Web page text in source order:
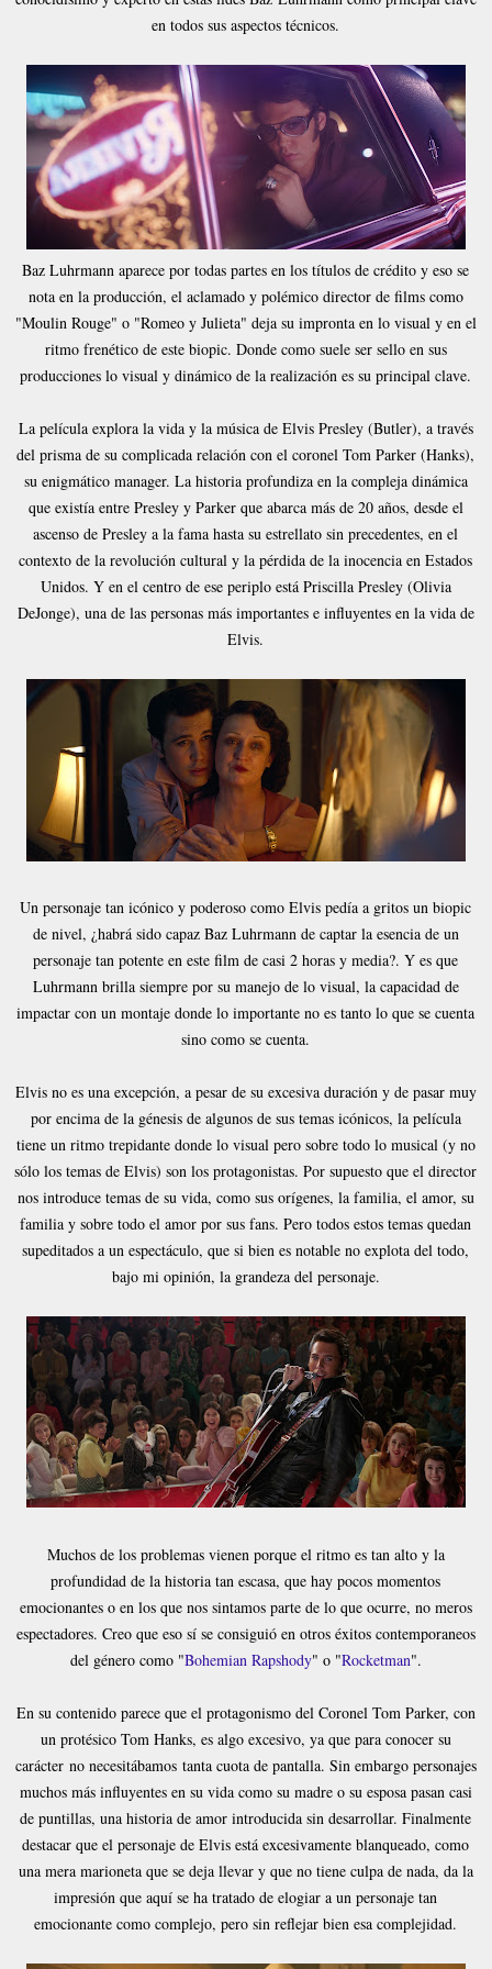
en todos sus aspectos técnicos.
Baz Luhrmann aparece por todas partes en los títulos de crédito y eso se
nota en la producción, el aclamado y polémico director de films como
"Moulin Rouge" o "Romeo y Julieta" deja su impronta en lo visual y en el
ritmo frenético de este biopic. Donde como suele ser sello en sus
producciones lo visual y dinámico de la realización es su principal clave.
La película explora la vida y la música de Elvis Presley (Butler), a través
del prisma de su complicada relación con el coronel Tom Parker (Hanks),
su enigmático manager. La historia profundiza en la compleja dinámica
que existía entre Presley y Parker que abarca más de 20 años, desde el
ascenso de Presley a la fama hasta su estrellato sin precedentes, en el
contexto de la revolución cultural y la pérdida de la inocencia en Estados
Unidos. Y en el centro de ese periplo está Priscilla Presley (Olivia
DeJonge), una de las personas más importantes e influyentes en la vida de
Elvis.
Un personaje tan icónico y poderoso como Elvis pedía a gritos un biopic
de nivel, ¿habrá sido capaz Baz Luhrmann de captar la esencia de un
personaje tan potente en este film de casi 2 horas y media?. Y es que
Luhrmann brilla siempre por su manejo de lo visual, la capacidad de
impactar con un montaje donde lo importante no es tanto lo que se cuenta
sino como se cuenta.
Elvis no es una excepción, a pesar de su excesiva duración y de pasar muy
por encima de la génesis de algunos de sus temas icónicos, la película
tiene un ritmo trepidante donde lo visual pero sobre todo lo musical (y no
sólo los temas de Elvis) son los protagonistas. Por supuesto que el director
nos introduce temas de su vida, como sus orígenes, la familia, el amor, su
familia y sobre todo el amor por sus fans. Pero todos estos temas quedan
supeditados a un espectáculo, que si bien es notable no explota del todo,
bajo mi opinión, la grandeza del personaje.
Muchos de los problemas vienen porque el ritmo es tan alto y la
profundidad de la historia tan escasa, que hay pocos momentos
emocionantes o en los que nos sintamos parte de lo que ocurre, no meros
espectadores. Creo que eso sí se consiguió en otros éxitos contemporaneos
del género como "Bohemian Rapshody" o "Rocketman".
En su contenido parece que el protagonismo del Coronel Tom Parker, con
un protésico Tom Hanks, es algo excesivo, ya que para conocer su
carácter no necesitábamos tanta cuota de pantalla. Sin embargo personajes
muchos más influyentes en su vida como su madre o su esposa pasan casi
de puntillas, una historia de amor introducida sin desarrollar. Finalmente
destacar que el personaje de Elvis está excesivamente blanqueado, como
una mera marioneta que se deja llevar y que no tiene culpa de nada, da la
impresión que aquí se ha tratado de elogiar a un personaje tan
emocionante como complejo, pero sin reflejar bien esa complejidad.